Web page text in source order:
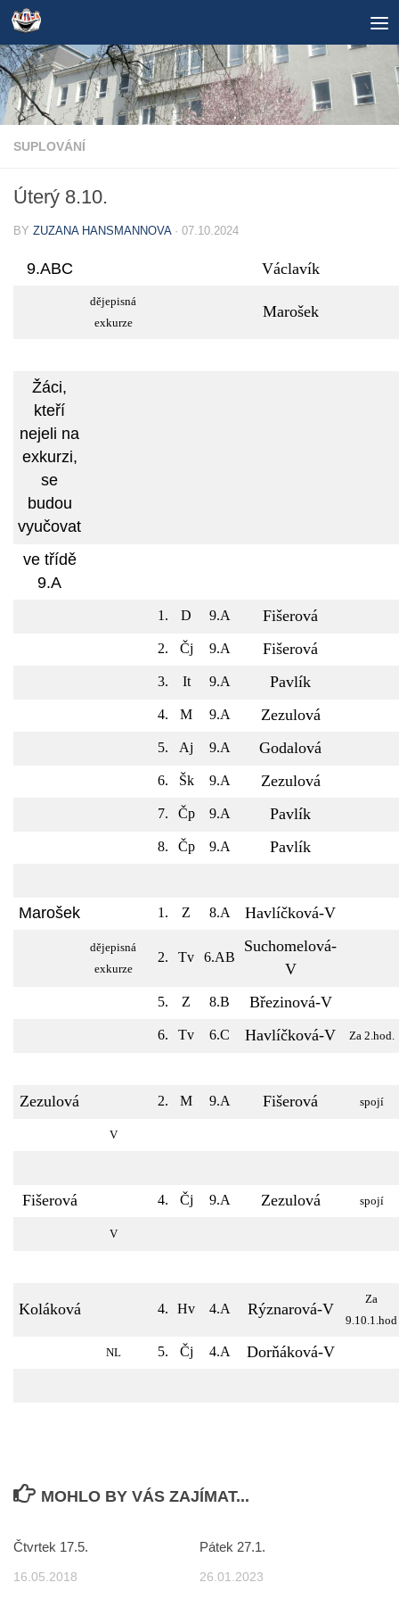
Skip to content
SUPLOVÁNÍ
Úterý 8.10.
BY ZUZANA HANSMANNOVA · 07.10.2024
9.ABC Václavík
dějepisná
exkurze
Marošek
Žáci,
kteří
nejeli na
exkurzi,
se
budou
vyučovat
ve třídě
9.A
1. D 9.A Fišerová
2. Čj 9.A Fišerová
3. It 9.A Pavlík
4. M 9.A Zezulová
5. Aj 9.A Godalová
6. Šk 9.A Zezulová
7. Čp 9.A Pavlík
8. Čp 9.A Pavlík
Marošek 1. Z 8.A Havlíčková-V
dějepisná
exkurze
2. Tv 6.AB
Suchomelová-
V
5. Z 8.B Březinová-V
6. Tv 6.C Havlíčková-V Za 2.hod.
Zezulová 2. M 9.A Fišerová spojí
V
Fišerová 4. Čj 9.A Zezulová spojí
V
Koláková 4. Hv 4.A Rýznarová-V
Za
9.10.1.hod
NL 5. Čj 4.A Dorňáková-V
MOHLO BY VÁS ZAJÍMAT...
Čtvrtek 17.5.
16.05.2018
Pátek 27.1.
26.01.2023